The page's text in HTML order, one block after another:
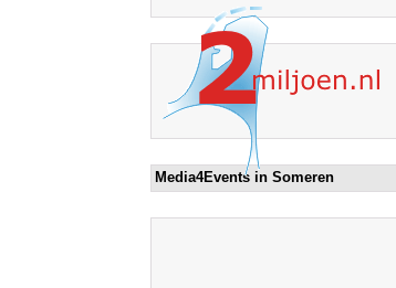
Media4Events in Someren